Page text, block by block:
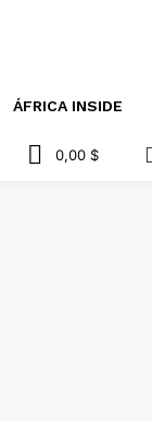
ÁFRICA INSIDE
0,00 $